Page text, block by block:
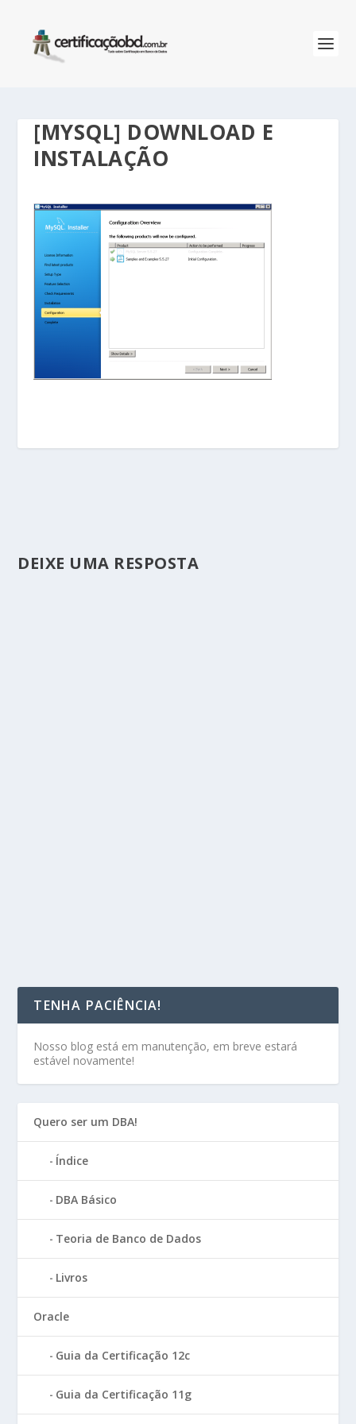
[MYSQL] DOWNLOAD E
INSTALAÇÃO
DEIXE UMA RESPOSTA
TENHA PACIÊNCIA!
Nosso blog está em manutenção, em breve estará
estável novamente!
Quero ser um DBA!
Índice
DBA Básico
Teoria de Banco de Dados
Livros
Oracle
Guia da Certificação 12c
Guia da Certificação 11g